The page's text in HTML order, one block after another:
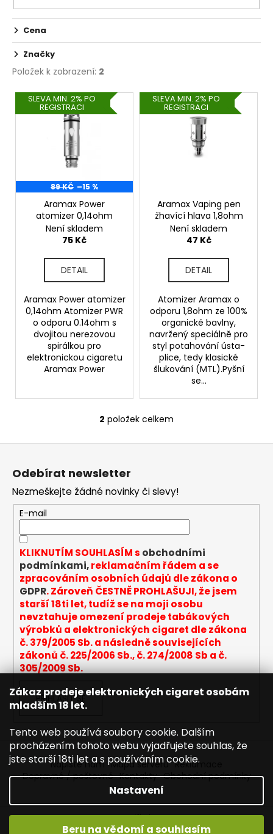
Zákaz prodeje elektronických cigaret osobám
mladším 18 let.
Tento web používá soubory cookie. Dalším
procházením tohoto webu vyjadřujete souhlas, že
jste starší 18ti let a s používáním cookie.
Nastavení
Beru na vědomí a souhlasím
Cena
Značky
Položek k zobrazení: 2
V
ý
r
SLEVA MIN. 2% PO
REGISTRACI
89 KČ –15 %
Aramax Power
atomizer 0,14ohm
Není skladem
75 Kč
DETAIL
Aramax Power atomizer
0,14ohm Atomizer PWR
o odporu 0.14ohm s
dvojitou nerezovou
spirálkou pro
elektronickou cigaretu
Aramax Power
SLEVA MIN. 2% PO
REGISTRACI
Aramax Vaping pen
žhavící hlava 1,8ohm
Není skladem
47 Kč
DETAIL
Atomizer Aramax o
odporu 1,8ohm ze 100%
organické bavlny,
navržený speciálně pro
styl potahování ústa-
plice, tedy klasické
šlukování (MTL).Pyšní
se...
O
v
a
c
í
p
r
v
k
y
v
ý
p
i
s
u
2 položek celkem
č
u
j
e
m
ELF
PŘEDNAPLNĚNÁ
CARTRIDGE
-
PEACH
225
Z
Odebírat newsletter
Nezmeškejte žádné novinky či slevy!
E-mail
KLIKNUTÍM SOUHLASÍM s obchodními
podmínkami,reklamačním řádem a se
zpracováním osobních údajů dle zákona o
GDPR. Zároveň ČESTNĚ PROHLAŠUJI, že jsem
starší 18ti let, tudíž se na moji osobu
nevztahuje omezení prodeje tabákových
výrobků a elektronických cigaret dle zákona
č. 379/2005 Sb. a následně souvisejících
zákonů č. 225/2006 Sb., č. 274/2008 Sb a č.
305/2009 Sb.
PŘIHLÁSIT SE
Napište nám Mapa serveru Reklamace
Dopravné / poštovné Kontakty Obchodní podmínky
Vytvořil Shoptet